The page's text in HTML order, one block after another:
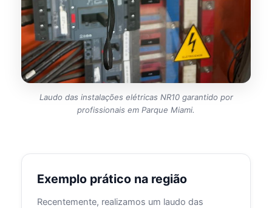
Laudo das instalações elétricas NR10 garantido por
profissionais em Parque Miami.
Exemplo prático na região
Recentemente, realizamos um laudo das